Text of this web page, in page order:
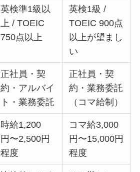
英検準1級以
上 / TOEIC
750点以上
英検1級 /
TOEIC 900点
以上が望まし
い
正社員・契
約・アルバイ
ト・業務委託
正社員・契
約・業務委託
（コマ給制）
時給1,200
円〜2,500円
程度
コマ給3,000
円〜15,000円
程度